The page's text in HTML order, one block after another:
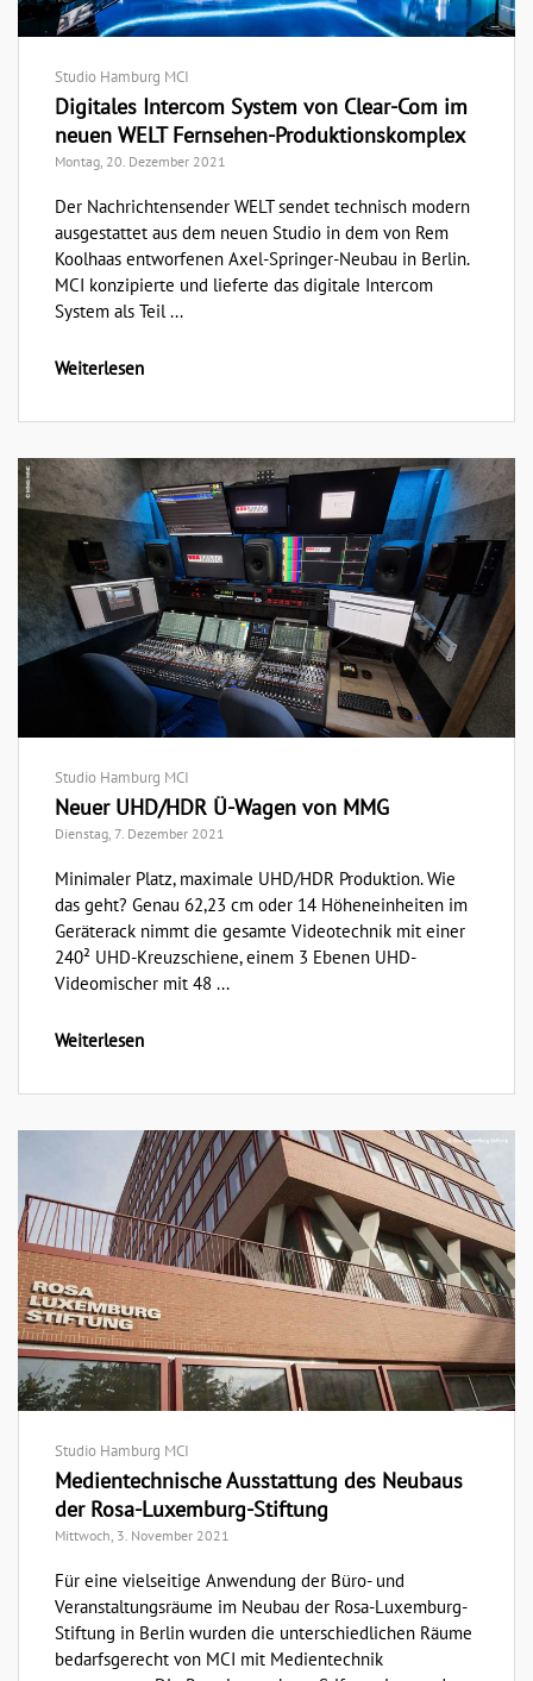
Studio Hamburg MCI
Digitales Intercom System von Clear-Com im
neuen WELT Fernsehen-Produktionskomplex
Montag, 20. Dezember 2021
Der Nachrichtensender WELT sendet technisch modern
ausgestattet aus dem neuen Studio in dem von Rem
Koolhaas entworfenen Axel-Springer-Neubau in Berlin.
MCI konzipierte und lieferte das digitale Intercom
System als Teil ...
Weiterlesen
Studio Hamburg MCI
Neuer UHD/HDR Ü-Wagen von MMG
Dienstag, 7. Dezember 2021
Minimaler Platz, maximale UHD/HDR Produktion. Wie
das geht? Genau 62,23 cm oder 14 Höheneinheiten im
Geräterack nimmt die gesamte Videotechnik mit einer
240² UHD-Kreuzschiene, einem 3 Ebenen UHD-
Videomischer mit 48 ...
Weiterlesen
Studio Hamburg MCI
Medientechnische Ausstattung des Neubaus
der Rosa-Luxemburg-Stiftung
Mittwoch, 3. November 2021
Für eine vielseitige Anwendung der Büro- und
Veranstaltungsräume im Neubau der Rosa-Luxemburg-
Stiftung in Berlin wurden die unterschiedlichen Räume
bedarfsgerecht von MCI mit Medientechnik